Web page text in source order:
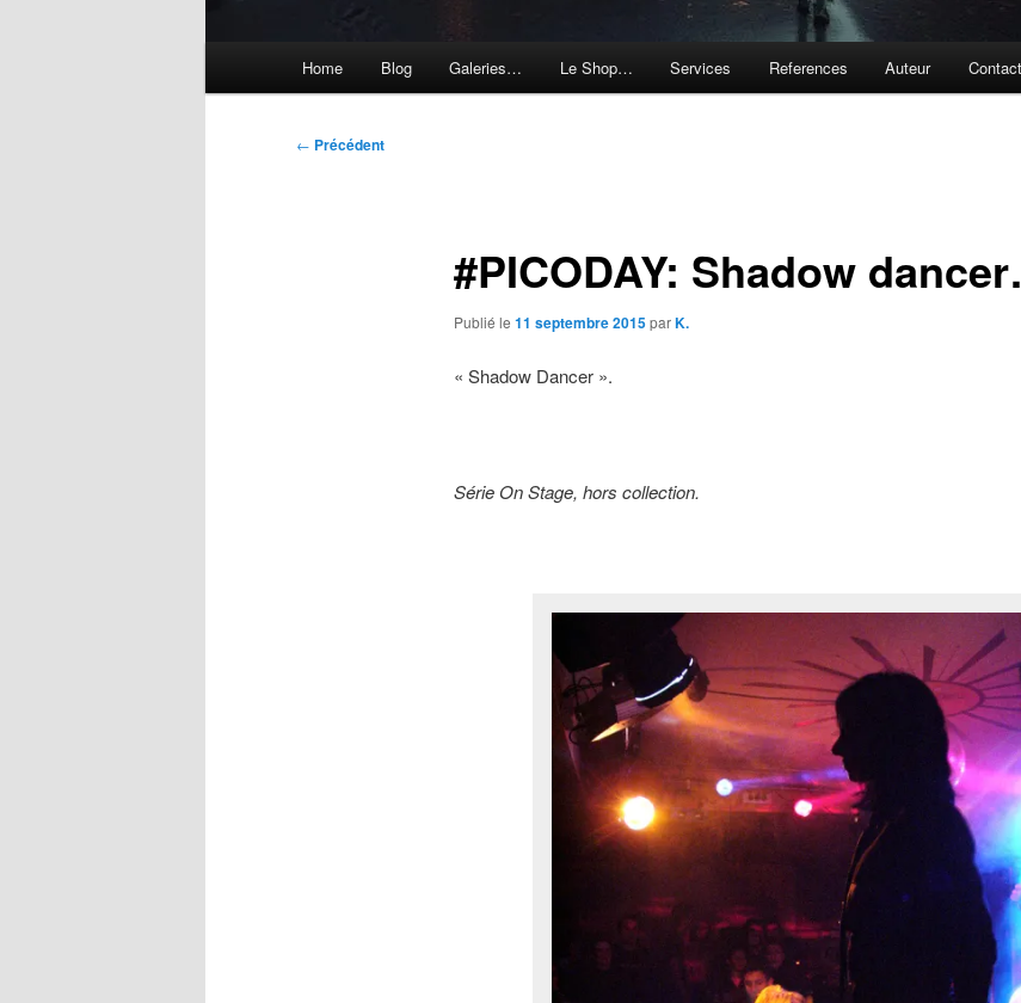
Home Blog Galeries… Le Shop… Services References Auteur Contact
Navigation
← Précédent
#PICODAY: Shadow
Publié le 11 septembre 2015parK.
« Shadow Dancer ».
Série On Stage, hors collection.